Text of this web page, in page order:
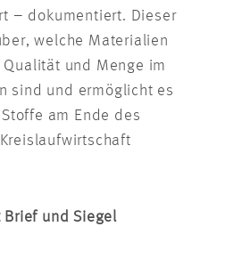
– dokumentiert. Dieser
welche Materialien
und Menge im
sind und ermöglicht es
am Ende des
und Siegel